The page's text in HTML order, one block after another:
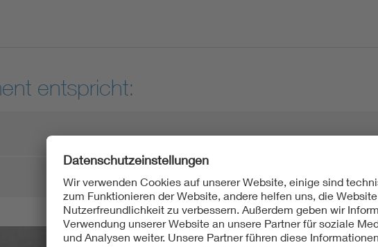
entspricht:
Mit unserem DKE Newsletter sind Sie immer